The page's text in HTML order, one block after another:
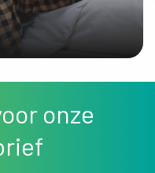
onze